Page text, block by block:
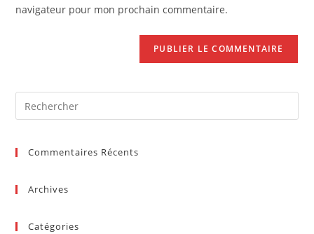
(facultatif)
navigateur pour mon prochain commentaire.
Commentaires Récents
Archives
Catégories